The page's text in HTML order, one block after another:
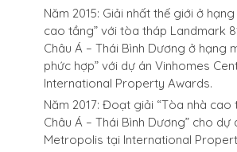
Năm 2015: Giải nhất thế giới ở
cao tầng” với tòa tháp Landmark
Châu Á – Thái Bình Dương ở hạng
phức hợp” với dự án Vinhomes
International Property Awards.
Năm 2017: Đoạt giải “Tòa nhà
Châu Á – Thái Bình Dương” cho dự
Metropolis tại International